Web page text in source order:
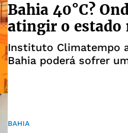
Bahia 40°C?
atingir o estado
Instituto Climatempo
Bahia poderá sofrer
BAHIA